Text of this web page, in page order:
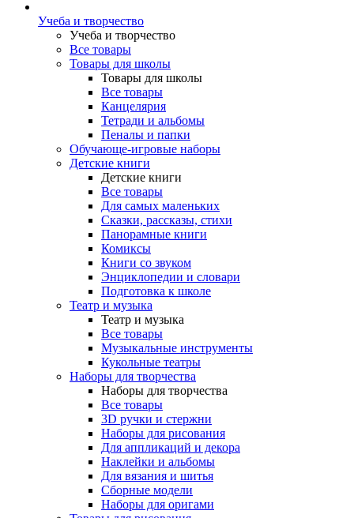
Учеба и творчество
Учеба и творчество
Все товары
Товары для школы
Товары для школы
Все товары
Канцелярия
Тетради и альбомы
Пеналы и папки
Обучающе-игровые наборы
Детские книги
Детские книги
Все товары
Для самых маленьких
Сказки, рассказы, стихи
Панорамные книги
Комиксы
Книги со звуком
Энциклопедии и словари
Подготовка к школе
Театр и музыка
Театр и музыка
Все товары
Музыкальные инструменты
Кукольные театры
Наборы для творчества
Наборы для творчества
Все товары
3D ручки и стержни
Наборы для рисования
Для аппликаций и декора
Наклейки и альбомы
Для вязания и шитья
Сборные модели
Наборы для оригами